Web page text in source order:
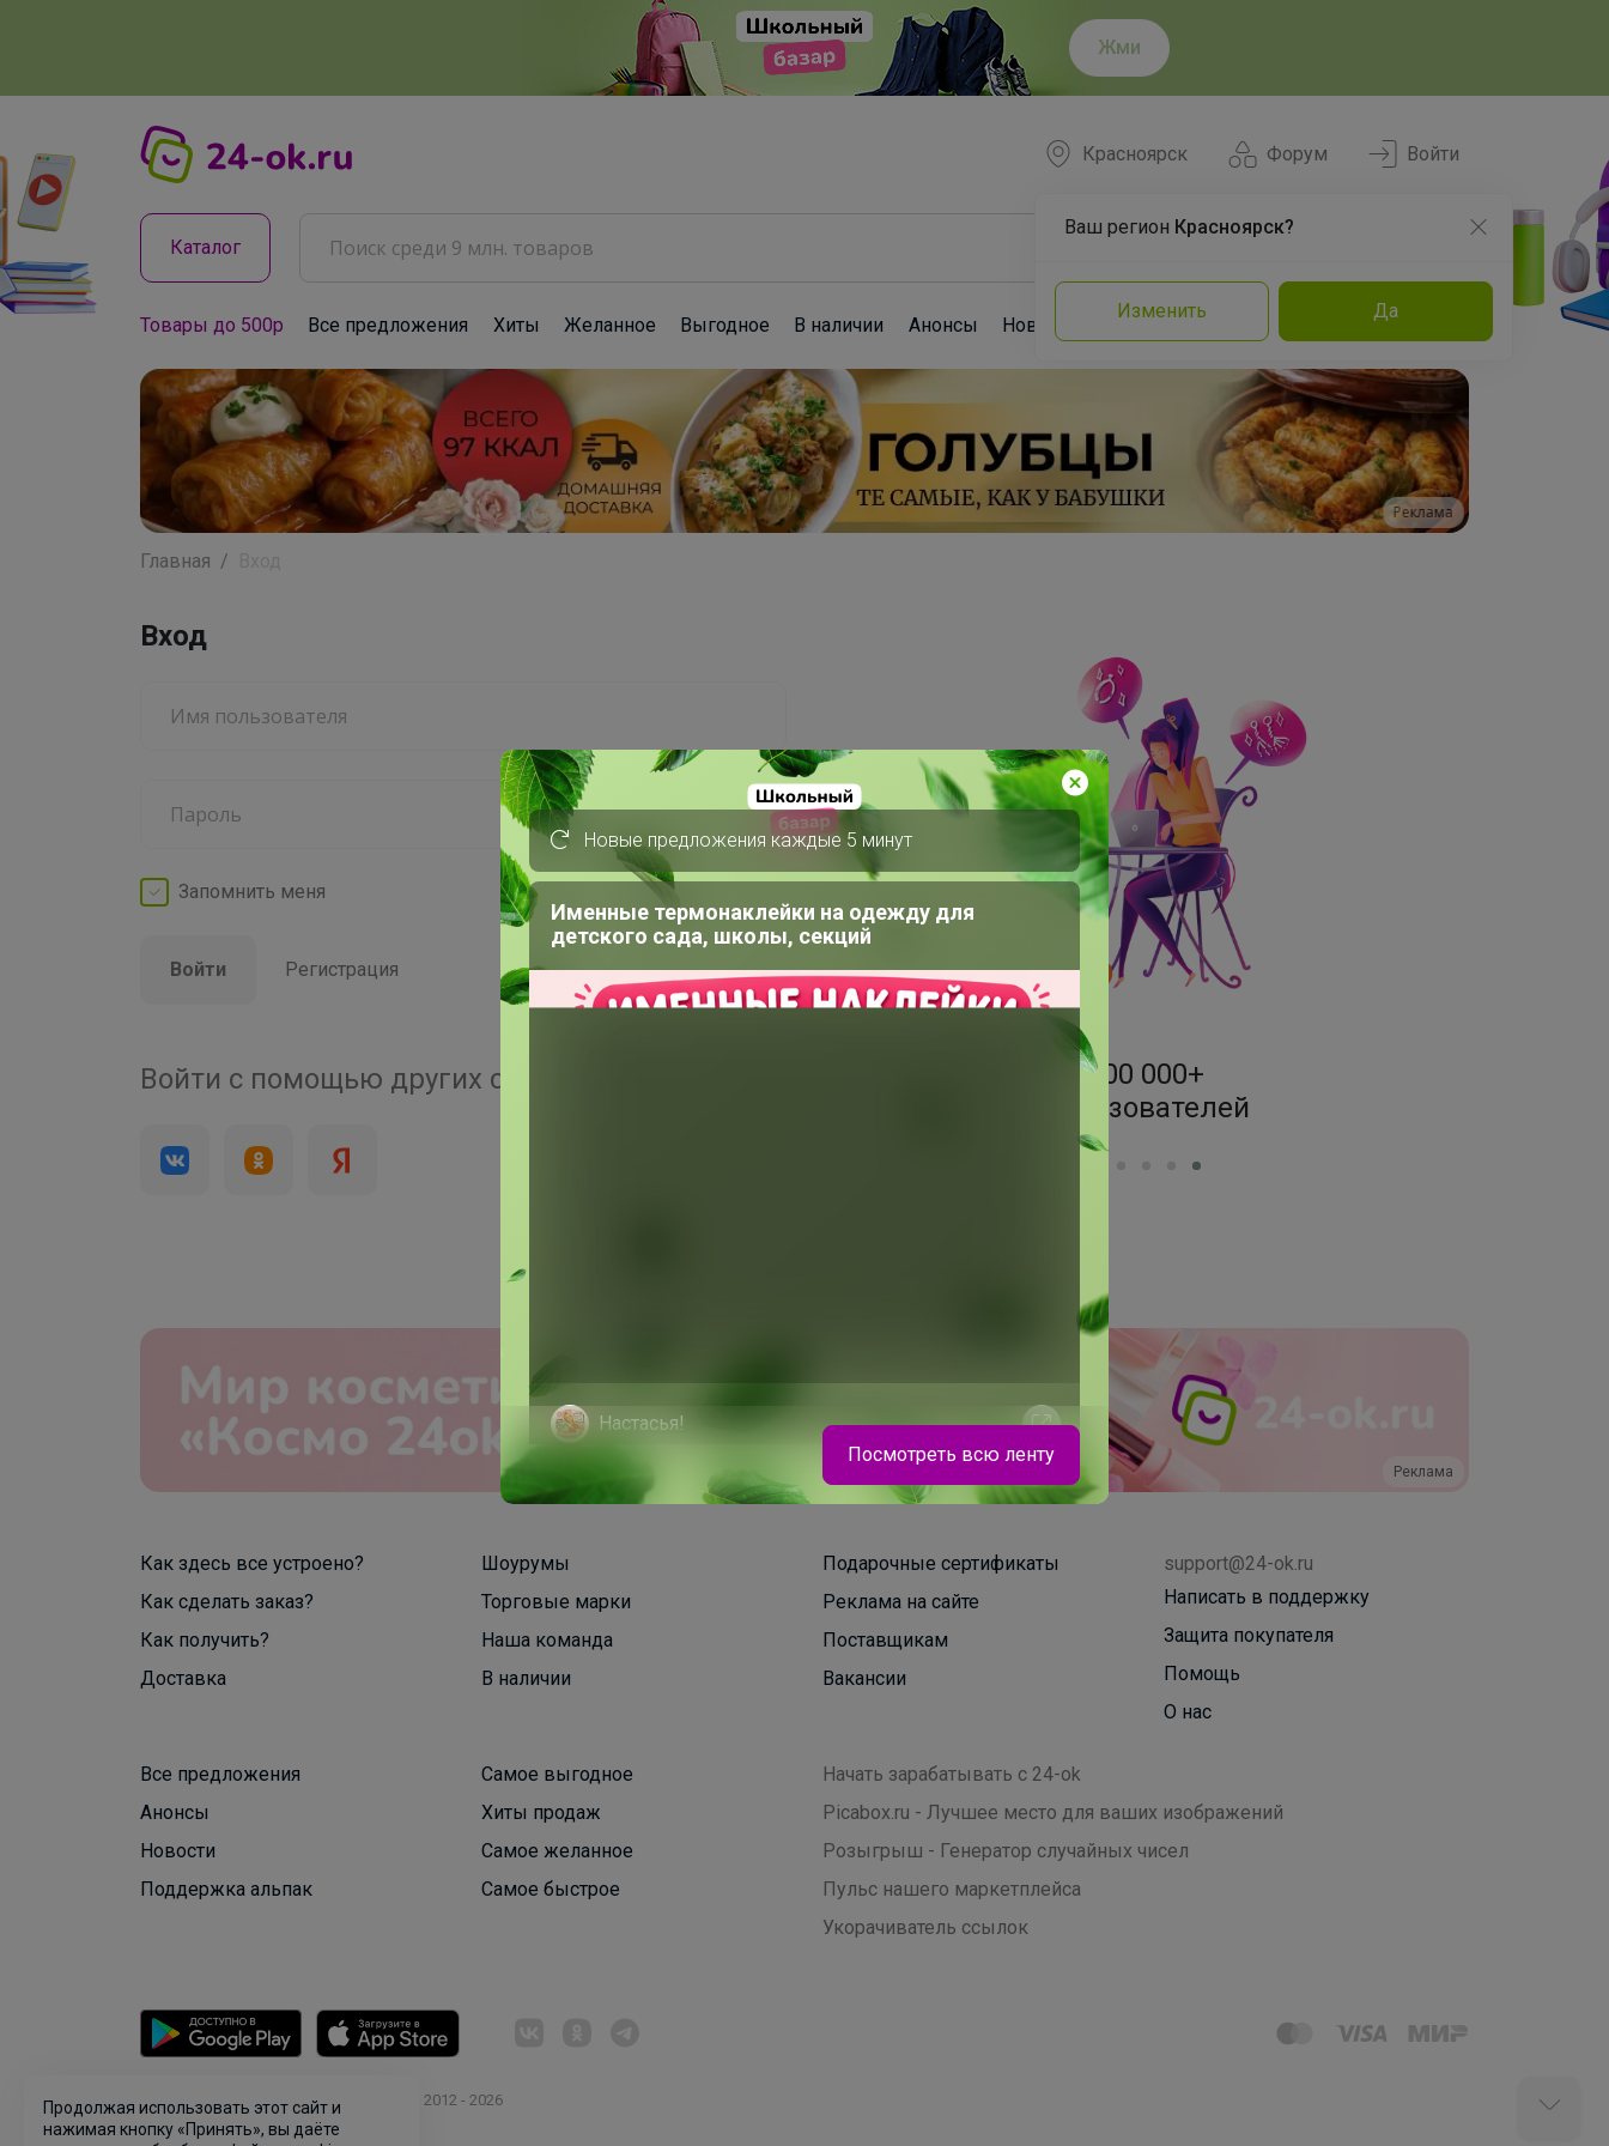
Жми
Форум
Красноярск
Ваш регион Красноярск?
Изменить Да
Войти
Каталог
Товары до 500р Все предложения Хиты Желанное Выгодное В наличии Анонсы Новости Команда Эксперты
Реклама
Главная
Вход
Запомнить меня Забыли пароль?
Войти Регистрация
Войти с помощью других сервисов
4 000+
200 000+
пользователей
Реклама
Как здесь все устроено?
Как сделать заказ?
Как получить?
Доставка
Шоурумы
Торговые марки
Наша команда
В наличии
Подарочные сертификаты
Реклама на сайте
Поставщикам
Вакансии
support@24-ok.ru
Написать в поддержку
Защита покупателя
Помощь
О нас
Все предложения
Анонсы
Новости
Поддержка альпак
Самое выгодное
Хиты продаж
Самое желанное
Самое быстрое
Начать зарабатывать с 24-ok
Picabox.ru - Лучшее место для ваших изображений
Розыгрыш - Генератор случайных чисел
Пульс нашего маркетплейса
Укорачиватель ссылок
© ООО "Лявита", ОГРН 1122468054070, 2012 - 2026
Политика конфиденциальности
Новые предложения каждые 5 минут
Именные термонаклейки на одежду для
детского сада, школы, секций
Настасья!
Стильные и продуманные до мелочей рюкзаки
Посмотреть всю ленту
Продолжая использовать этот сайт и
нажимая кнопку «Принять», вы даёте